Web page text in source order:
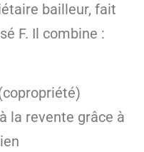
bailleur, fait
F. Il combine :
la revente grâce à